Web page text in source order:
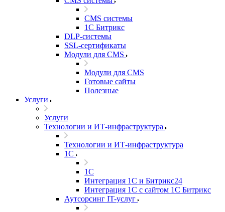
CMS системы
1С Битрикс
DLP‑системы
SSL-сертификаты
Модули для CMS
Модули для CMS
Готовые сайты
Полезные
Услуги
Услуги
Технологии и ИТ-инфраструктура
Технологии и ИТ-инфраструктура
1С
1С
Интеграция 1С и Битрикс24
Интеграция 1С с сайтом 1С Битрикс
Аутсорсинг IT-услуг